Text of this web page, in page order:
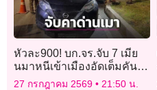
หัวละ900! บก.จร.จับ 7 เมีย
นมาหนีเข้าเมืองอัดเต็มคันรถ
ขับเข้าด่านเป่าเมาขับ
27 กรกฎาคม 2569 21:50 น.